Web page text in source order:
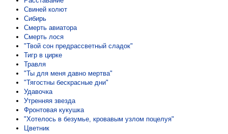
Свиней колют
Сибирь
Смерть авиатора
Смерть лося
"Твой сон предрассветный сладок"
Тигр в цирке
Травля
"Ты для меня давно мертва"
"Тягостны бескрасные дни"
Удавочка
Утренняя звезда
Фронтовая кукушка
"Хотелось в безумье, кровавым узлом поцелуя"
Цветник